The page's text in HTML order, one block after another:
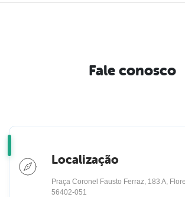
Fale conosco
Localização
Praça Coronel Fausto Ferraz, 183 A,
56402-051